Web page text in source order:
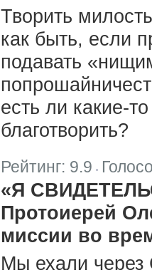
Творить
как быть, если
подавать
есть ли какие-
благотворить?
Рейтинг: 9.9
«Я
Протоиерей
миссии во
Мы ехали